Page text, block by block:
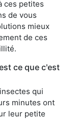
ces petites
de vous
mieux
de ces
ce que c'est
qui
minutes ont
leur petite